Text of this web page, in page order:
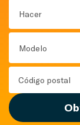
Hacer
Modelo